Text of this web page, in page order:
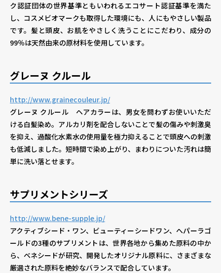
ク認証団体の世界基準ともいわれるエコサート認証基準を満た
し、コスメビオマークも取得した環境にも、人にもやさしい製品
です。髪と頭皮、お肌をやさしく洗うことにこだわり、成分の
99％は天然由来の原材料を使用しています。
グレーヌ クルール
http://www.grainecouleur.jp/
グレーヌ クルール ヘアカラーは、男女を問わずお使いいただ
ける白髪染め。アルカリ剤を配合しないことで髪の傷みや刺激臭
を抑え、過酸化水素水の使用量を極力抑えることで頭皮への刺激
も低減しました。短時間で染め上がり、まわりについた汚れは簡
単に洗い落とせます。
サプリメントシリーズ
http://www.bene-supple.jp/
アクティブシード・ワン、ビューティーシードワン、へパーラゴ
ールドの3種のサプリメントは、世界各地から集めた原料の中か
ら、ベネシードが研究、開発したオリジナル原料に、さまざまな
厳選された原料を絶妙なバランスで配合しています。